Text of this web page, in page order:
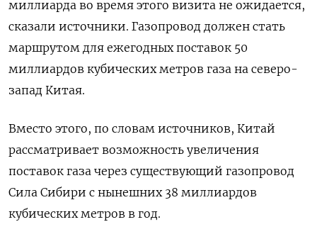
миллиарда во время этого визита не ожидается,
сказали источники. Газопровод должен стать
маршрутом для ежегодных поставок 50
миллиардов кубических метров газа на северо-
запад Китая.
Вместо этого, по словам источников, Китай
рассматривает возможность увеличения
поставок газа через существующий газопровод
Сила Сибири с нынешних 38 миллиардов
кубических метров в год.